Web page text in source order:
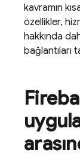
kavramın
özellikler,
hakkında
bağlantıları